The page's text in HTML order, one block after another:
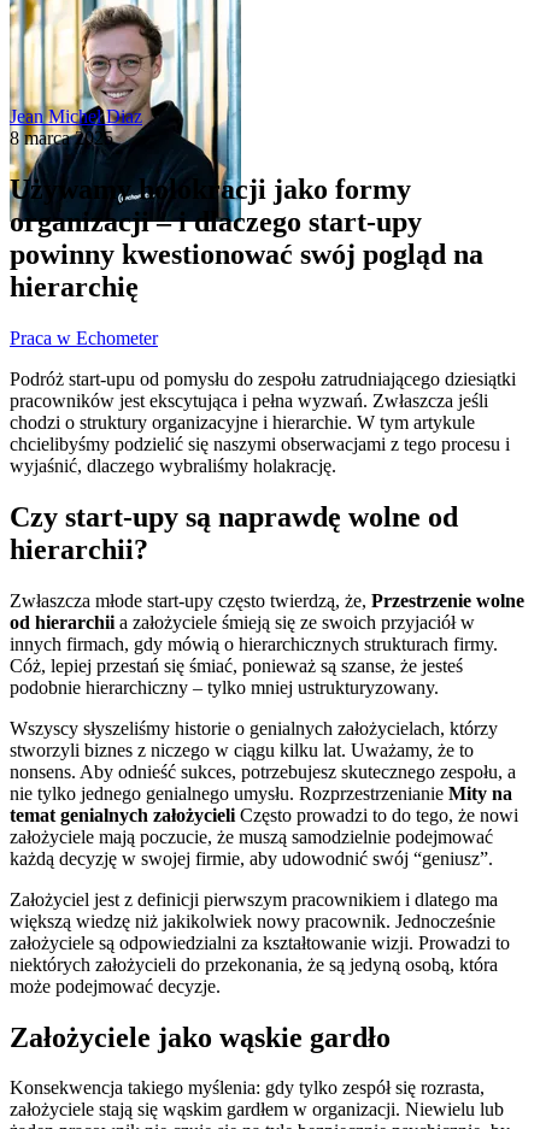
Jean Michel Diaz
8 marca 2025
Używamy holokracji jako formy
organizacji – i dlaczego start-upy
powinny kwestionować swój pogląd na
hierarchię
Praca w Echometer
Podróż start-upu od pomysłu do zespołu zatrudniającego dziesiątki
pracowników jest ekscytująca i pełna wyzwań. Zwłaszcza jeśli
chodzi o struktury organizacyjne i hierarchie. W tym artykule
chcielibyśmy podzielić się naszymi obserwacjami z tego procesu i
wyjaśnić, dlaczego wybraliśmy holakrację.
Czy start-upy są naprawdę wolne od
hierarchii?
Zwłaszcza młode start-upy często twierdzą, że, Przestrzenie wolne
od hierarchii a założyciele śmieją się ze swoich przyjaciół w
innych firmach, gdy mówią o hierarchicznych strukturach firmy.
Cóż, lepiej przestań się śmiać, ponieważ są szanse, że jesteś
podobnie hierarchiczny – tylko mniej ustrukturyzowany.
Wszyscy słyszeliśmy historie o genialnych założycielach, którzy
stworzyli biznes z niczego w ciągu kilku lat. Uważamy, że to
nonsens. Aby odnieść sukces, potrzebujesz skutecznego zespołu, a
nie tylko jednego genialnego umysłu. Rozprzestrzenianie Mity na
temat genialnych założycieli Często prowadzi to do tego, że nowi
założyciele mają poczucie, że muszą samodzielnie podejmować
każdą decyzję w swojej firmie, aby udowodnić swój “geniusz”.
Założyciel jest z definicji pierwszym pracownikiem i dlatego ma
większą wiedzę niż jakikolwiek nowy pracownik. Jednocześnie
założyciele są odpowiedzialni za kształtowanie wizji. Prowadzi to
niektórych założycieli do przekonania, że są jedyną osobą, która
może podejmować decyzje.
Założyciele jako wąskie gardło
Konsekwencja takiego myślenia: gdy tylko zespół się rozrasta,
założyciele stają się wąskim gardłem w organizacji. Niewielu lub